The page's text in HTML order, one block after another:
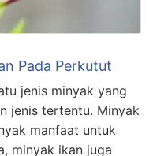
Pada Perkutut
jenis minyak yang
jenis tertentu. Minyak
manfaat untuk
minyak ikan juga